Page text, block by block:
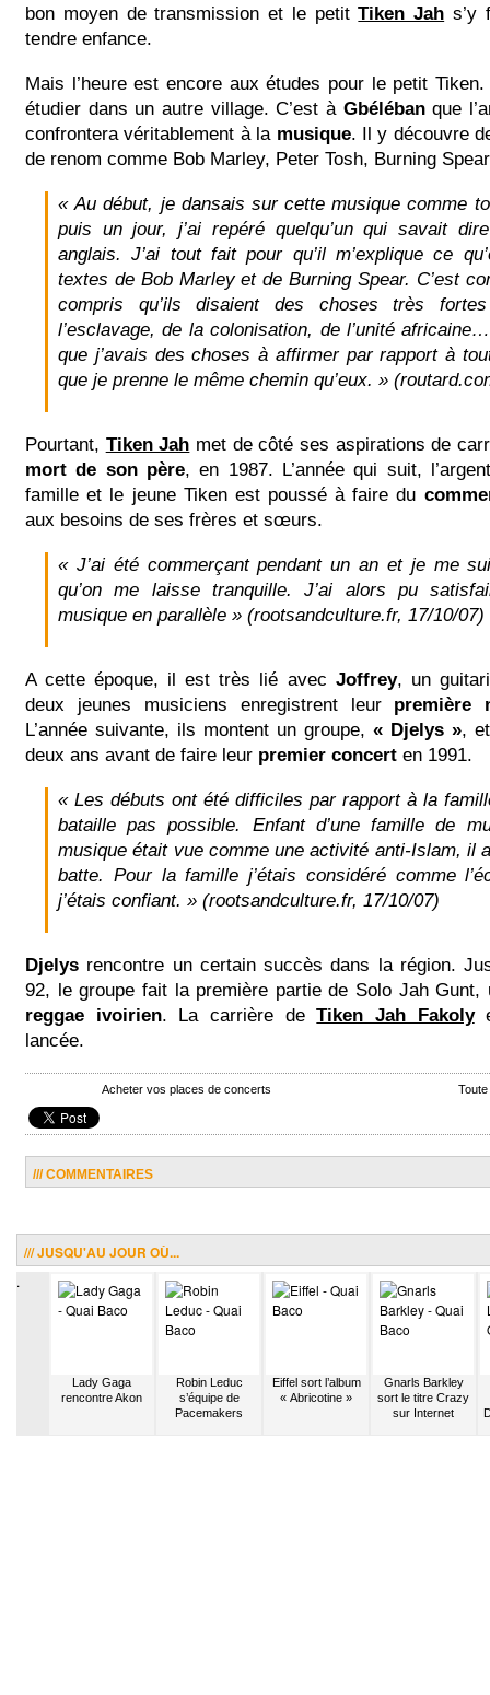
bon moyen de transmission et le petitTiken Jah s’y
tendre enfance.
Mais l’heure est encore aux études pour le petit Tiken.
étudier dans un autre village. C’est à Gbélébanque
confrontera véritablement à la musique. Il y découvre
de renom comme Bob Marley, Peter Tosh, Burning
« Au début, je dansais sur cette musique comme
puis un jour, j’ai repéré quelqu’un qui savait dire
anglais. J’ai tout fait pour qu’il m’explique ce
textes de Bob Marley et de Burning Spear. C’est
compris qu’ils disaient des choses très
l’esclavage, de la colonisation, de l’unité
que j’avais des choses à affirmer par rapport à
que je prenne le même chemin qu’eux. »
Pourtant, Tiken Jah met de côté ses aspirations de
mort de son père, en 1987. L’année qui suit,
famille et le jeune Tiken est poussé à faire du
aux besoins de ses frères et sœurs.
« J’ai été commerçant pendant un an et je me
qu’on me laisse tranquille. J’ai alors pu
musique en parallèle » (rootsandculture.fr, 17/10/07)
A cette époque, il est très lié avec Joffrey, un
deux jeunes musiciens enregistrent leur première
L’année suivante, ils montent un groupe, « Djelys »,
deux ans avant de faire leur premier concert en 1991.
« Les débuts ont été difficiles par rapport à la
bataille pas possible. Enfant d’une famille de
musique était vue comme une activité anti-Islam, il
batte. Pour la famille j’étais considéré comme
j’étais confiant. » (rootsandculture.fr, 17/10/07)
Djelys rencontre un certain succès dans la région.
92, le groupe fait la première partie de Solo Jah
reggae ivoirien. La carrière deTiken Jah Fakoly
lancée.
Acheter vos places de concerts
/// COMMENTAIRES
/// JUSQU'AU JOUR OÙ...
.
Lady Gaga
rencontre Akon
Robin Leduc
s’équipe de
Pacemakers
Eiffel sort l’album
« Abricotine »
Gnarls Barkley
sort le titre Crazy
sur Internet